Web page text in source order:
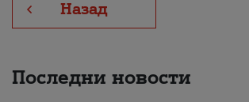
Назад
Последни новости